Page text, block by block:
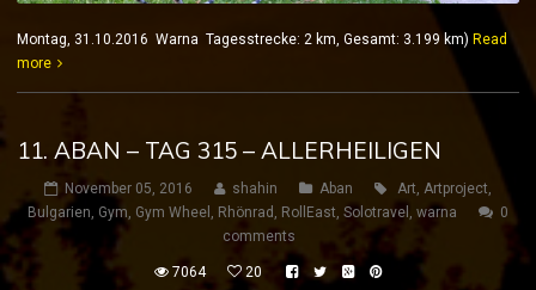
Montag, 31.10.2016 Warna Tagesstrecke: 2 km, Gesamt: 3.199 km) Read
more
11. ABAN – TAG 315 – ALLERHEILIGEN
November 05, 2016 shahin Aban Art, Artproject,
Bulgarien, Gym, Gym Wheel , Rhönrad , RollEast, Solotravel , warna
0
comments
7064 20